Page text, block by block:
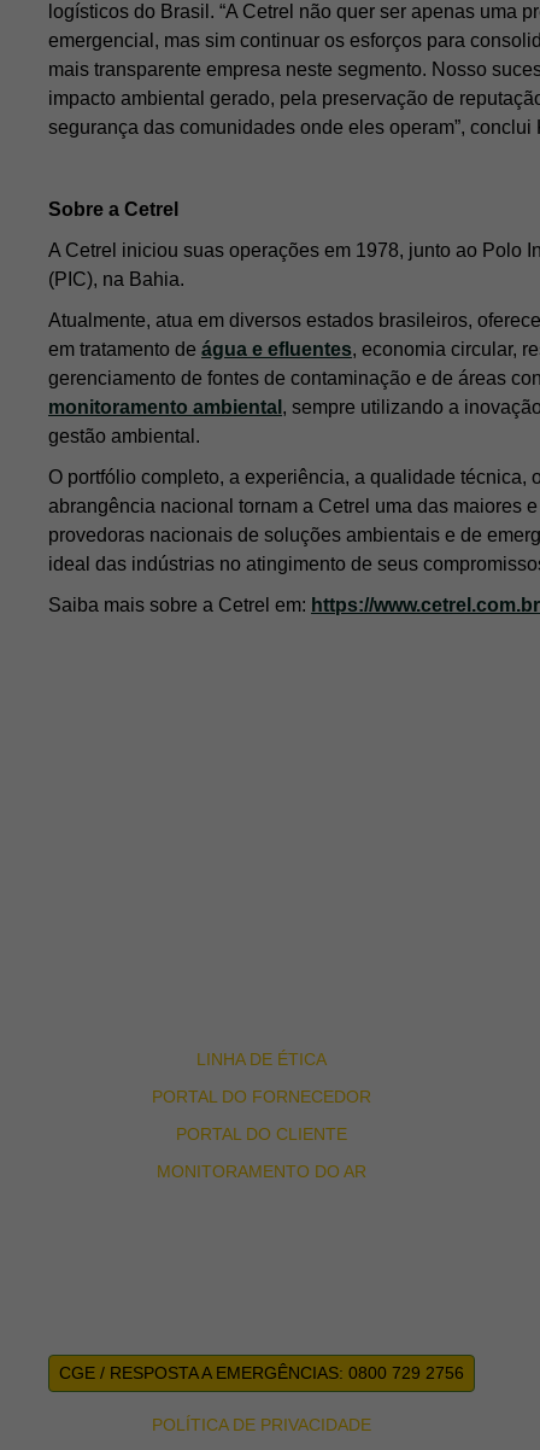
logísticos do Brasil. “A Cetrel não quer ser apenas uma
emergencial, mas sim continuar os esforços para
mais transparente empresa neste segmento. Nosso
impacto ambiental gerado, pela preservação de
segurança das comunidades onde eles operam”, conclui
Sobre a Cetrel
A Cetrel iniciou suas operações em 1978, junto ao Polo
(PIC), na Bahia.
Atualmente, atua em diversos estados brasileiros,
em tratamento de água e efluentes, economia circular,
gerenciamento de fontes de contaminação e de áreas
monitoramento ambiental , sempre utilizando a
gestão ambiental.
O portfólio completo, a experiência, a qualidade técnica,
abrangência nacional tornam a Cetrel uma das maiores
provedoras nacionais de soluções ambientais e de
ideal das indústrias no atingimento de seus
Saiba mais sobre a Cetrel em: https://www.cetrel.com.br
LINHA DE ÉTICA
PORTAL DO FORNECEDOR
PORTAL DO CLIENTE
MONITORAMENTO DO AR
CGE / RESPOSTA A EMERGÊNCIAS: 0800 729 2756
POLÍTICA DE PRIVACIDADE